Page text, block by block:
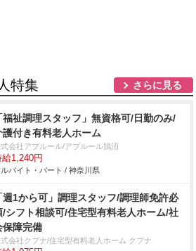
特集 さらに見る
福祉調理スタッフ」無資格可/日勤のみ/
護付き有料老人ホーム
会社アプルール/アプルール鵠沼
給1,240円
ルバイト・パート / 神奈川県
週1から可」調理スタッフ/調理師免許必
/シフト相談可/住宅型有料老人ホーム/社
保障完備
会社クプナ/住宅型有料老人ホーム クプナ